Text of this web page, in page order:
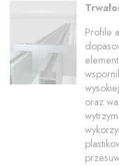
Profile
oraz